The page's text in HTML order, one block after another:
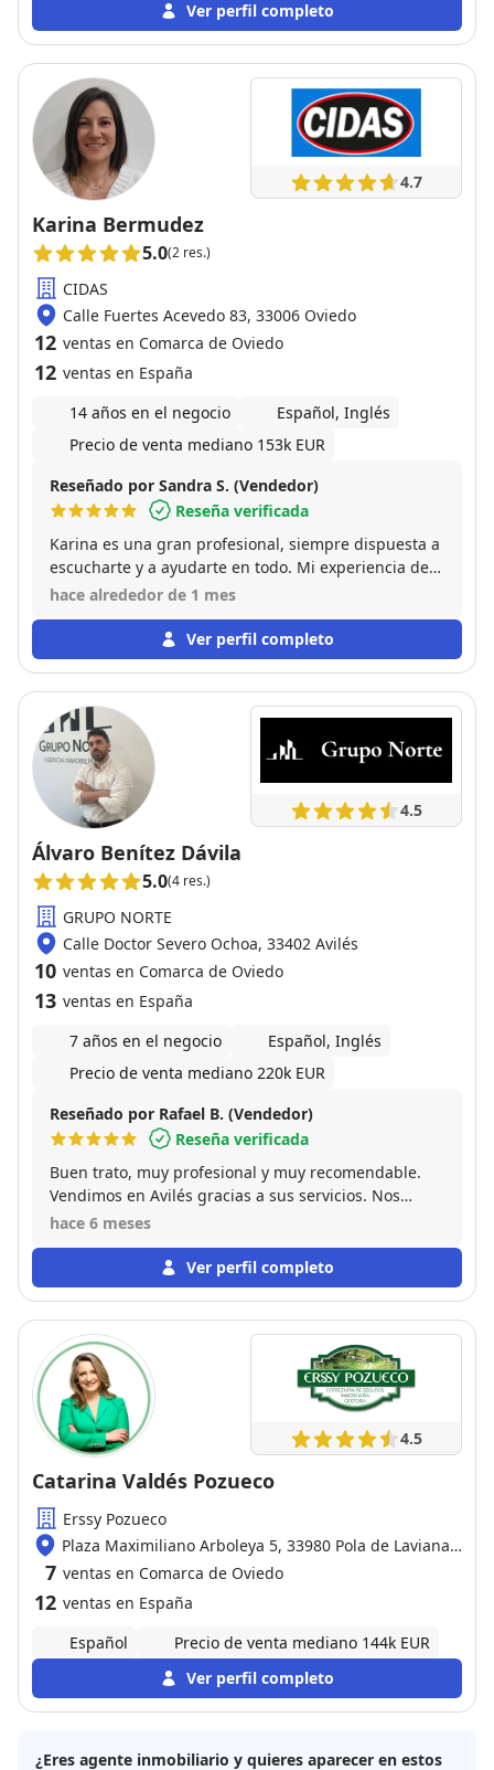
ella me despreocupe de la venta pues todo lo
gestiono ella
Ver perfil completo
4.7
Karina Bermudez
5.0(2 res.)
CIDAS
Calle Fuertes Acevedo 83, 33006 Oviedo
12 ventas en Comarca de Oviedo
12 ventas en España
14 años en el negocio
Español, Inglés
Precio de venta mediano 153k EUR
Reseñado por Sandra S. (Vendedor)
Reseña verificada
Karina es una gran profesional, siempre dispuesta a
escucharte y a ayudarte en todo. Mi experiencia de
venta de piso con ella ha sido excelente. Altamente
hace alrededor de 1 mes
Ver perfil completo
4.5
Álvaro Benítez Dávila
5.0(4 res.)
GRUPO NORTE
Calle Doctor Severo Ochoa, 33402 Avilés
10 ventas en Comarca de Oviedo
13 ventas en España
7 años en el negocio
Español, Inglés
Precio de venta mediano 220k EUR
Reseñado por Rafael B. (Vendedor)
Reseña verificada
Buen trato, muy profesional y muy recomendable.
Vendimos en Avilés gracias a sus servicios. Nos
aconsejó y fue mas sencillo de lo que pensabamos.
hace 6 meses
Ver perfil completo
4.5
Catarina Valdés Pozueco
Erssy Pozueco
Plaza Maximiliano Arboleya 5, 33980 Pola de Laviana /
Oviedo
7 ventas en Comarca de Oviedo
12 ventas en España
Español
Precio de venta mediano 144k EUR
Ver perfil completo
¿Eres agente inmobiliario y quieres aparecer en estos